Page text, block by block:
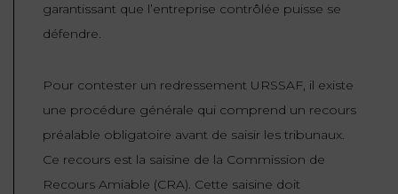
garantissant que l’entreprise contrôlée puisse se
défendre.
Pour contester un redressement URSSAF, il existe
une procédure générale qui comprend un recours
préalable obligatoire avant de saisir les tribunaux.
Ce recours est la saisine de la Commission de
Recours Amiable (CRA). Cette saisine doit